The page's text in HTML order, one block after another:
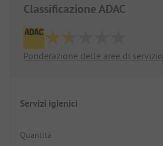
Classificazione ADAC
Ponderazione delle aree di servizio
Servizi igienici
Quantità